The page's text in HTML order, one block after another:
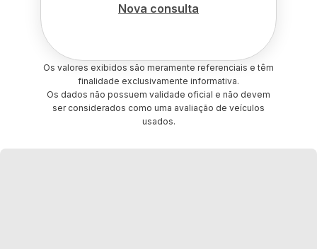
Nova consulta
Os valores exibidos são meramente referenciais e têm
finalidade exclusivamente informativa.
Os dados não possuem validade oficial e não devem
ser considerados como uma avaliação de veículos
usados.